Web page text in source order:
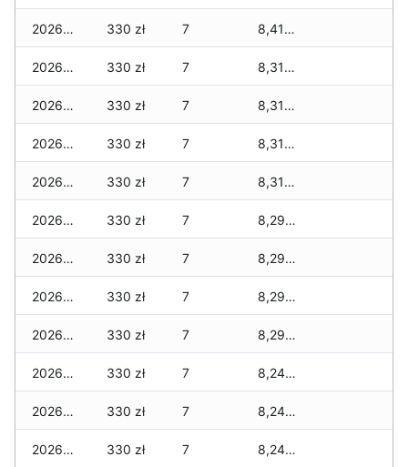
2026-04-02 330 zł 7 8,410 zł
2026-04-01 330 zł 7 8,310 zł
2026-03-31 330 zł 7 8,310 zł
2026-03-30 330 zł 7 8,310 zł
2026-03-29 330 zł 7 8,310 zł
2026-03-28 330 zł 7 8,290 zł
2026-03-27 330 zł 7 8,290 zł
2026-03-26 330 zł 7 8,290 zł
2026-03-25 330 zł 7 8,290 zł
2026-03-24 330 zł 7 8,240 zł
2026-03-23 330 zł 7 8,240 zł
2026-03-22 330 zł 7 8,240 zł